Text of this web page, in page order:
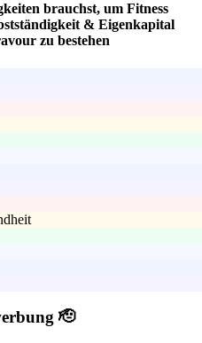
brauchst, um Fitness
& Eigenkapital
zu bestehen
🫡